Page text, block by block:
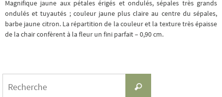
Magnifique jaune aux pétales érigés et ondulés, sépales très grands
ondulés et tuyautés ; couleur jaune plus claire au centre du sépales,
barbe jaune citron. La répartition de la couleur et la texture très épaisse
de la chair confèrent à la fleur un fini parfait – 0,90 cm.
Recherche